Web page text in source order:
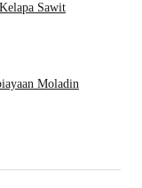
Sawit
Moladin